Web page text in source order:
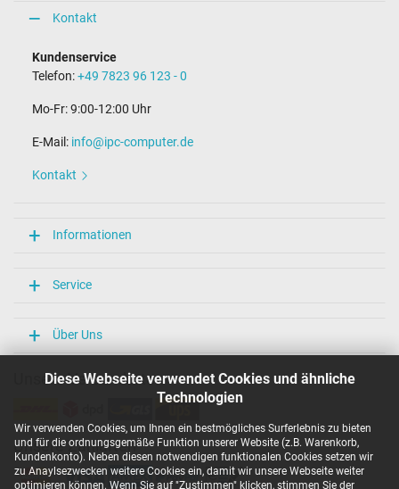
Diese Webseite verwendet Cookies und ähnliche
Technologien
Wir verwenden Cookies, um Ihnen ein bestmögliches Surferlebnis zu bieten
und für die ordnungsgemäße Funktion unserer Website (z.B. Warenkorb,
Kundenkonto). Neben diesen notwendigen funktionalen Cookies setzen wir
zu Anaylsezwecken weitere Cookies ein, damit wir unsere Webseite weiter
optimieren können. Wenn Sie auf "Zustimmen" klicken, stimmen Sie der
Kontakt
Kundenservice
Telefon:+49 7823 96 123 - 0
Mo-Fr: 9:00-12:00 Uhr
E-Mail: info@ipc-computer.de
Kontakt
Informationen
Service
Über Uns
Unsere Versandarten
Unsere Zahlarten